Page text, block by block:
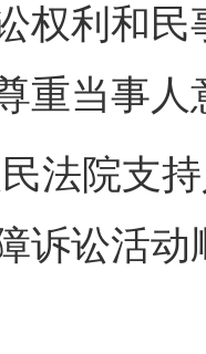
权利和
重当事人
院支持
诉讼活